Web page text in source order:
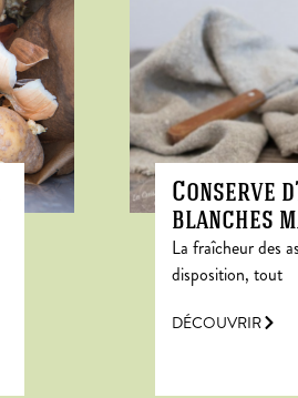
Conserve
blanches
La fraîcheur des
disposition, tout
DÉCOUVRIR